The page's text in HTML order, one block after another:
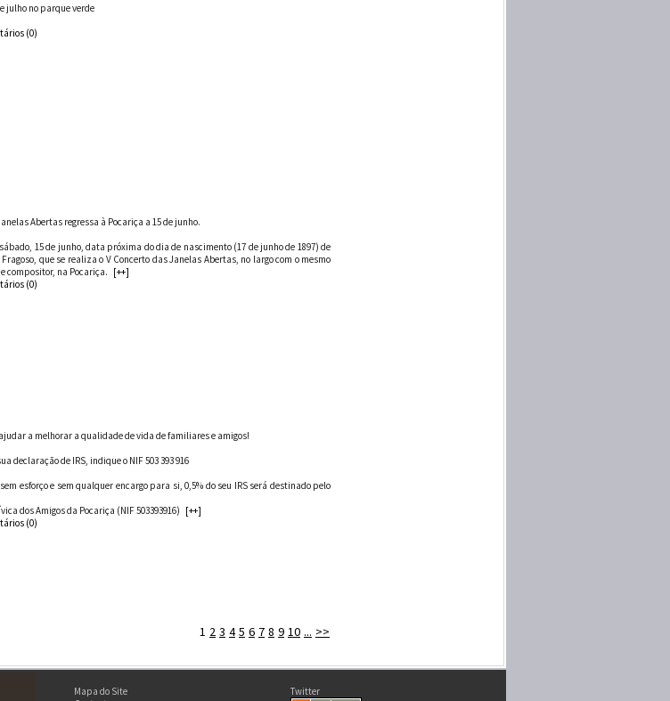
julho no parque verde
(0)
Abertas regressa à Pocariça a 15 de junho.
15 de junho, data próxima do dia de nascimento (17 de junho de 1897) de
que se realiza o V Concerto das Janelas Abertas, no largo com o mesmo
compositor, na Pocariça. [++]
(0)
a melhorar a qualidade de vida de familiares e amigos!
declaração de IRS, indique o NIF 503 393 916
esforço e sem qualquer encargo para si, 0,5% do seu IRS será destinado pelo
dos Amigos da Pocariça (NIF 503393916) [++]
(0)
1 2 3 4 5 6 7 8 9 10 ... >>
Mapa do Site
Twitter